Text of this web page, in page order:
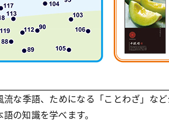
な季語、ためになる「ことわざ」な
の知識を学べます。